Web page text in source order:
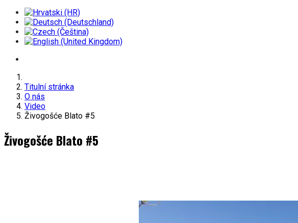
Titulní stránka
O nás
Video
Živogošće Blato #5
Živogošće Blato #5